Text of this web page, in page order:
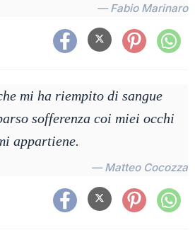
— Fabio Marinaro
mi ha riempito di sangue
sofferenza coi miei occhi
appartiene.
— Matteo Cocozza